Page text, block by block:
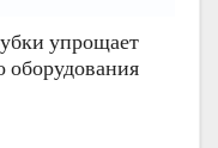
упрощает
оборудования